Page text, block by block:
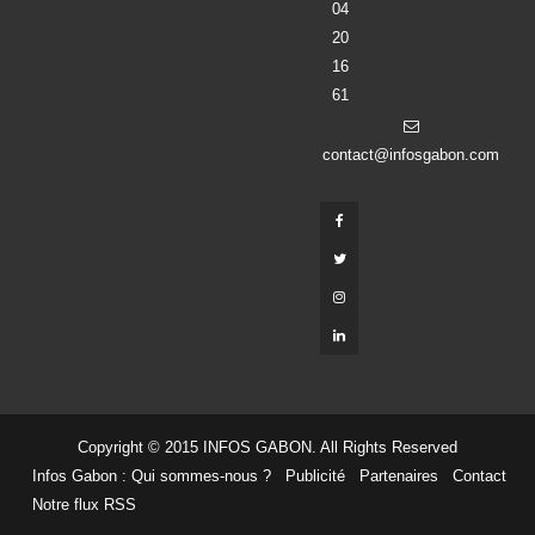
04
20
16
61
contact@infosgabon.com
Copyright © 2015 INFOS GABON. All Rights Reserved
Infos Gabon : Qui sommes-nous ?
Publicité Partenaires
Contact
Notre flux RSS